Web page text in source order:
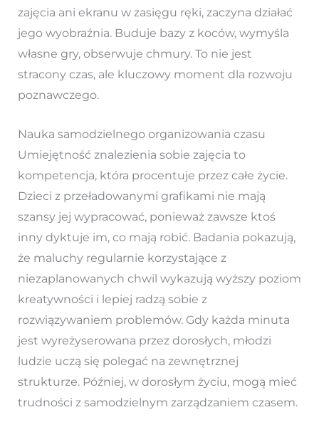
zajęcia ani ekranu w zasięgu ręki, zaczyna działać
jego wyobraźnia. Buduje bazy z koców, wymyśla
własne gry, obserwuje chmury. To nie jest
stracony czas, ale kluczowy moment dla rozwoju
poznawczego.
Nauka samodzielnego organizowania czasu
Umiejętność znalezienia sobie zajęcia to
kompetencja, która procentuje przez całe życie.
Dzieci z przeładowanymi grafikami nie mają
szansy jej wypracować, ponieważ zawsze ktoś
inny dyktuje im, co mają robić. Badania pokazują,
że maluchy regularnie korzystające z
niezaplanowanych chwil wykazują wyższy poziom
kreatywności i lepiej radzą sobie z
rozwiązywaniem problemów. Gdy każda minuta
jest wyreżyserowana przez dorosłych, młodzi
ludzie uczą się polegać na zewnętrznej
strukturze. Później, w dorosłym życiu, mogą mieć
trudności z samodzielnym zarządzaniem czasem.